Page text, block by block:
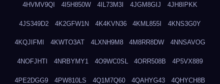
4HVMV9QI 4I5H850W 4IL73M3I 4JGM8GIJ 4JH8IPKK
4JS349D2 4K2GFW1N 4K4KVN36 4KML855I 4KNS3G0Y
4KQJIFMI 4KWTO3AT 4LXNH9M8 4M8RR8DW 4NNSAVOG
4NOFJHTI 4NRBYMY1 4O9WC0SL 4ORR508B 4P5VX889
4PE2DGG9 4PW810LS 4Q1M7Q60 4QAHYG43 4QHYCH8B